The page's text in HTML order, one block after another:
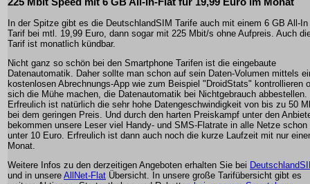
In der Spitze gibt es die DeutschlandSIM Tarife auch mit einem 6 GB All-
Tarif bei mtl. 19,99 Euro, dann sogar mit 225 Mbit/s ohne Aufpreis. Auch
Tarif ist monatlich kündbar.
Nicht ganz so schön bei den Smartphone Tarifen ist die eingebaute
Datenautomatik. Daher sollte man schon auf sein Daten-Volumen mittels
kostenlosen Abrechnungs-App wie zum Beispiel "DroidStats" kontrollieren
sich die Mühe machen, die Datenautomatik bei Nichtgebrauch abbestellen.
Erfreulich ist natürlich die sehr hohe Datengeschwindigkeit von bis zu 50
bei dem geringen Preis. Und durch den harten Preiskampf unter den
bekommen unsere Leser viel Handy- und SMS-Flatrate in alle Netze schon
unter 10 Euro. Erfreulich ist dann auch noch die kurze Laufzeit mit nur
Monat.
Weitere Infos zu den derzeitigen Angeboten erhalten Sie bei
und in unsere AllNet-Flat Übersicht. In unsere große Tarifübersicht gibt es